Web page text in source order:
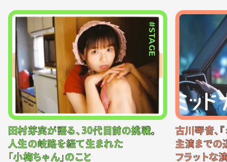
#STAGE
田村芽実が語る、30代目前の挑戦。
人生の岐路を経て生まれた
「小梅ちゃん」のこと
古川琴音、
主演までの
フラットな